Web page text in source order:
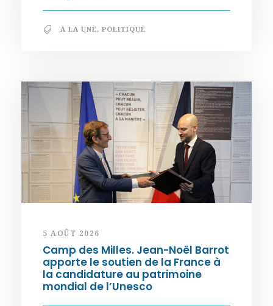
A LA UNE, POLITIQUE
5 AOÛT 2026
Camp des Milles. Jean-Noël Barrot
apporte le soutien de la France à
la candidature au patrimoine
mondial de l’Unesco